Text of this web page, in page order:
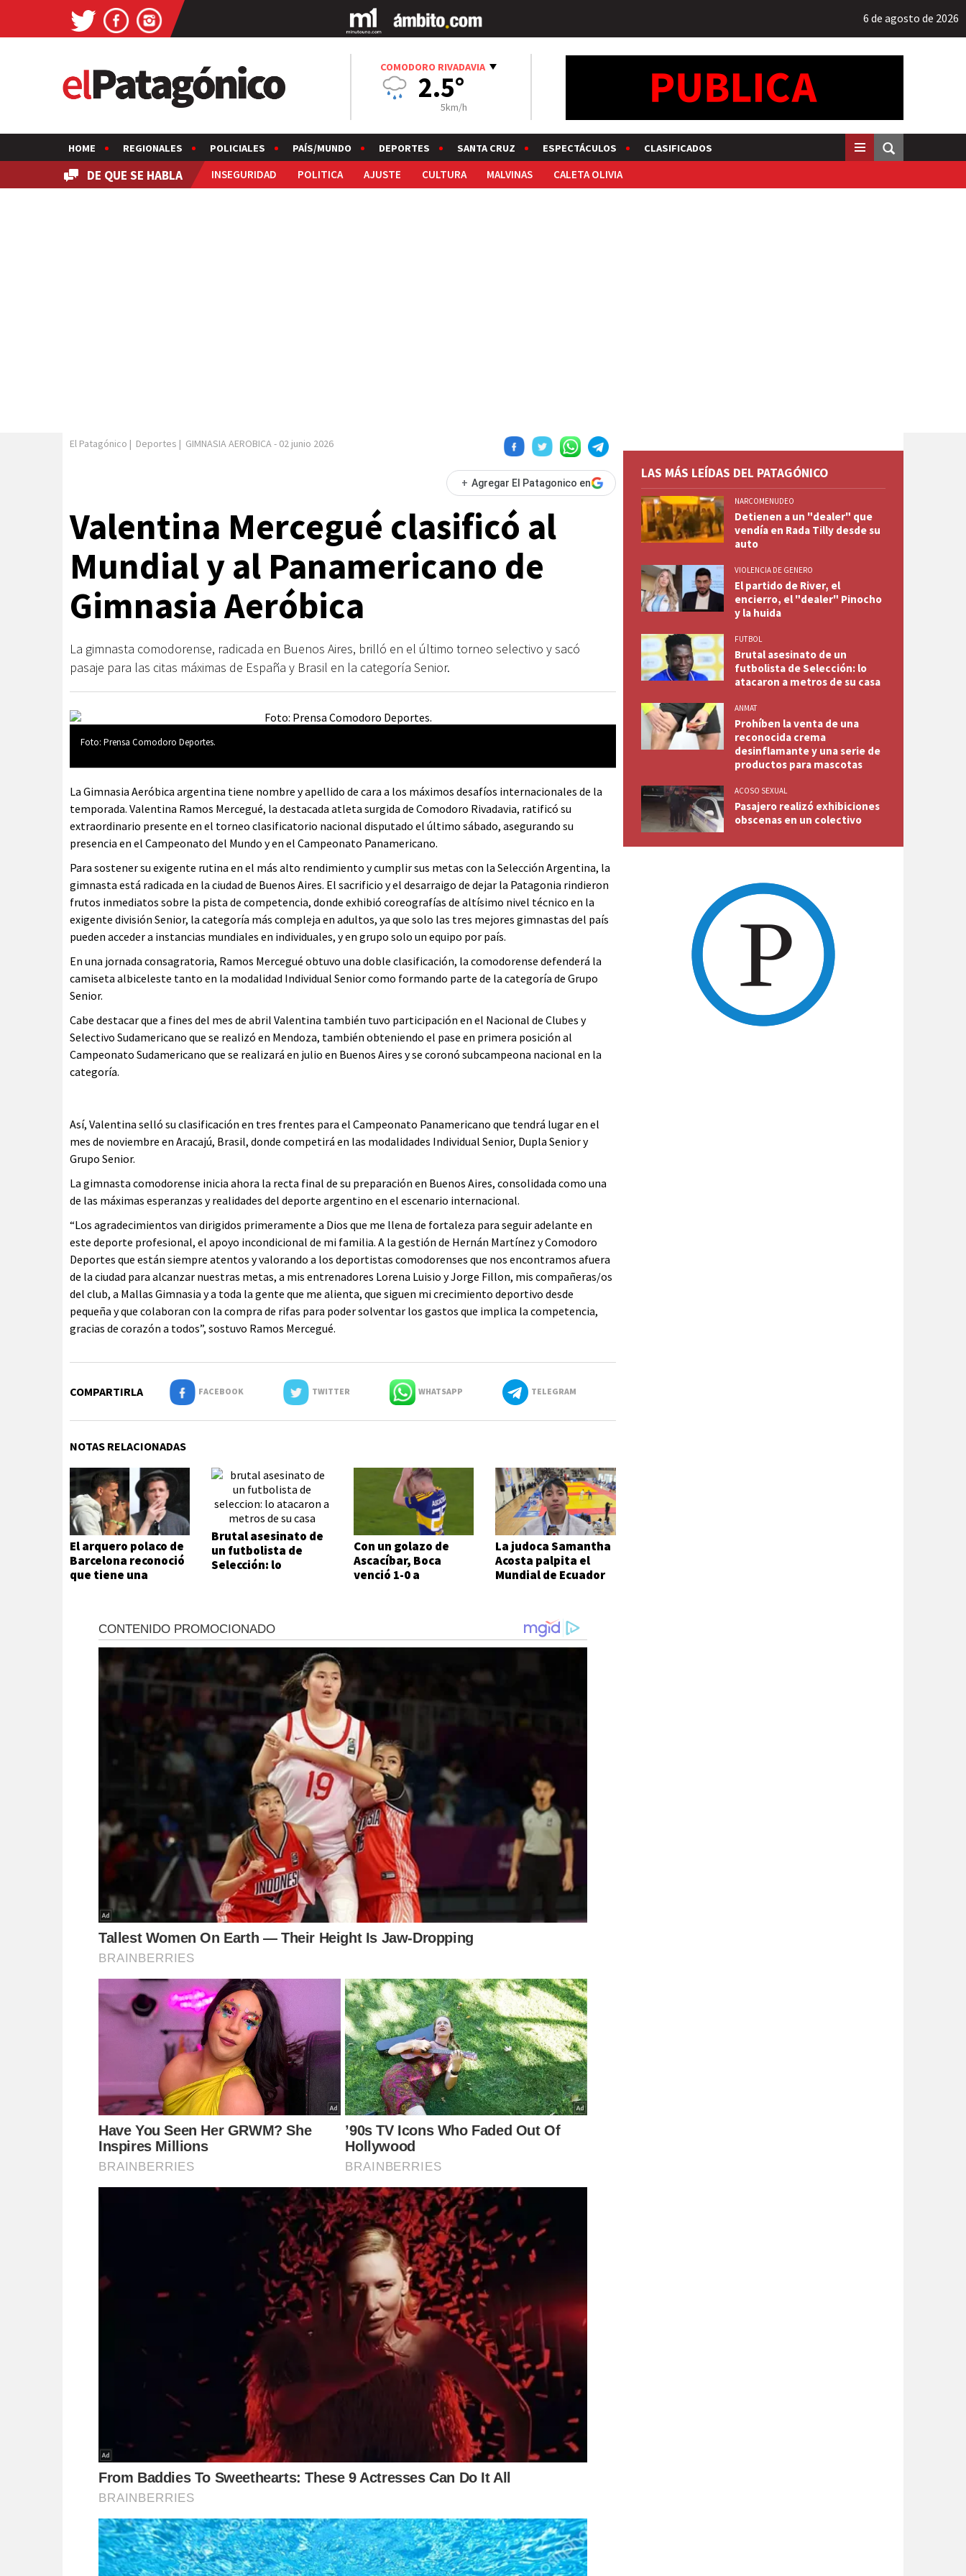
6 de agosto de 2026
COMODORO RIVADAVIA
2.5°
5km/h
HOME REGIONALES POLICIALES PAÍS/MUNDO DEPORTES SANTA CRUZ ESPECTÁCULOS CLASIFICADOS
DE QUE SE HABLA INSEGURIDAD POLITICA AJUSTE CULTURA MALVINAS CALETA OLIVIA
El Patagónico | Deportes | GIMNASIA AEROBICA- 02 junio 2026
+ Agregar El Patagonico en
Valentina Mercegué clasificó al
Mundial y al Panamericano de
Gimnasia Aeróbica
La gimnasta comodorense, radicada en Buenos Aires, brilló en el último torneo selectivo y sacó
pasaje para las citas máximas de España y Brasil en la categoría Senior.
Foto: Prensa Comodoro Deportes.
La Gimnasia Aeróbica argentina tiene nombre y apellido de cara a los máximos desafíos internacionales de la
temporada. Valentina Ramos Mercegué, la destacada atleta surgida de Comodoro Rivadavia, ratificó su
extraordinario presente en el torneo clasificatorio nacional disputado el último sábado, asegurando su
presencia en el Campeonato del Mundo y en el Campeonato Panamericano.
Para sostener su exigente rutina en el más alto rendimiento y cumplir sus metas con la Selección Argentina, la
gimnasta está radicada en la ciudad de Buenos Aires. El sacrificio y el desarraigo de dejar la Patagonia rindieron
frutos inmediatos sobre la pista de competencia, donde exhibió coreografías de altísimo nivel técnico en la
exigente división Senior, la categoría más compleja en adultos, ya que solo las tres mejores gimnastas del país
pueden acceder a instancias mundiales en individuales, y en grupo solo un equipo por país.
En una jornada consagratoria, Ramos Mercegué obtuvo una doble clasificación, la comodorense defenderá la
camiseta albiceleste tanto en la modalidad Individual Senior como formando parte de la categoría de Grupo
Senior.
Cabe destacar que a fines del mes de abril Valentina también tuvo participación en el Nacional de Clubes y
Selectivo Sudamericano que se realizó en Mendoza, también obteniendo el pase en primera posición al
Campeonato Sudamericano que se realizará en julio en Buenos Aires y se coronó subcampeona nacional en la
categoría.
Así, Valentina selló su clasificación en tres frentes para el Campeonato Panamericano que tendrá lugar en el
mes de noviembre en Aracajú, Brasil, donde competirá en las modalidades Individual Senior, Dupla Senior y
Grupo Senior.
La gimnasta comodorense inicia ahora la recta final de su preparación en Buenos Aires, consolidada como una
de las máximas esperanzas y realidades del deporte argentino en el escenario internacional.
“Los agradecimientos van dirigidos primeramente a Dios que me llena de fortaleza para seguir adelante en
este deporte profesional, el apoyo incondicional de mi familia. A la gestión de Hernán Martínez y Comodoro
Deportes que están siempre atentos y valorando a los deportistas comodorenses que nos encontramos afuera
de la ciudad para alcanzar nuestras metas, a mis entrenadores Lorena Luisio y Jorge Fillon, mis compañeras/os
del club, a Mallas Gimnasia y a toda la gente que me alienta, que siguen mi crecimiento deportivo desde
pequeña y que colaboran con la compra de rifas para poder solventar los gastos que implica la competencia,
gracias de corazón a todos”, sostuvo Ramos Mercegué.
COMPARTIRLA FACEBOOK TWITTER WHATSAPP TELEGRAM
NOTAS RELACIONADAS
El arquero polaco de
Barcelona reconoció
que tiene una
Brutal asesinato de
un futbolista de
Selección: lo
Con un golazo de
Ascacíbar, Boca
venció 1-0 a
La judoca Samantha
Acosta palpita el
Mundial de Ecuador
LAS MÁS LEÍDAS DEL PATAGÓNICO
NARCOMENUDEO
Detienen a un "dealer" que
vendía en Rada Tilly desde su
auto
VIOLENCIA DE GENERO
El partido de River, el
encierro, el "dealer" Pinocho
y la huida
FUTBOL
Brutal asesinato de un
futbolista de Selección: lo
atacaron a metros de su casa
ANMAT
Prohíben la venta de una
reconocida crema
desinflamante y una serie de
productos para mascotas
ACOSO SEXUAL
Pasajero realizó exhibiciones
obscenas en un colectivo